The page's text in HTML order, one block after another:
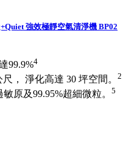
強效極靜空氣清淨機 BP02
99.9%4
， 淨化高達 30 坪空間。 2
原及99.95%超細微粒。 5